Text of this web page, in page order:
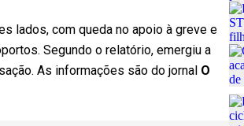
lados, com queda no apoio à greve e
Segundo o relatório, emergiu a
As informações são do jornal O